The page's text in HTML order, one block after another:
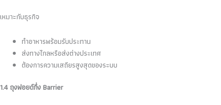
เหมาะกับธุรกิจ
ทำอาหารพร้อมรับประทาน
ส่งทางไกลหรือส่งต่างประเทศ
ต้องการความเสถียรสูงสุดของระบบ
1.4 ถุงฟอยด์กึ่ง Barrier